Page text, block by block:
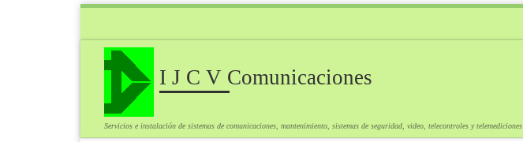
I J C V Comunicaciones
Servicios e instalación de sistemas de comunicaciones, mantenimiento, sistemas de seguridad, video, telecontroles y telemediciones